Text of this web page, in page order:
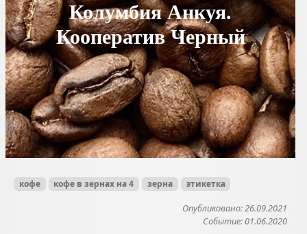
Колумбия Анкуя.
Кооператив Черный
кофе кофе в зернах на 4 зерна этикетка
Опубликовано: 26.09.2021
Событие: 01.06.2020